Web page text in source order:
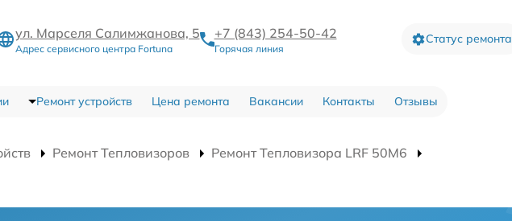
ул. Марселя Салимжанова, 5
Адрес сервисного центра Fortuna
+7 (843) 254-50-42
Горячая линия
Статус ремонта
Ремонт устройств Цена ремонта Вакансии Контакты Отзывы
Ремонт Тепловизоров
Ремонт Тепловизора LRF 50M6